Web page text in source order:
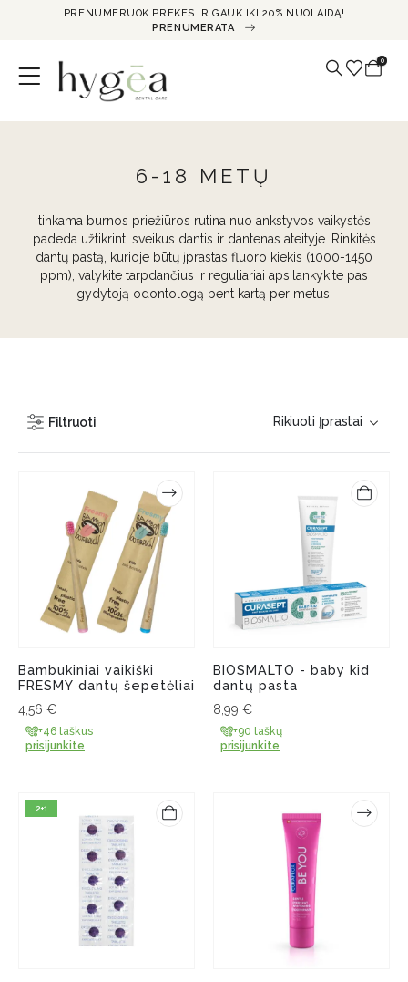
PRENUMERUOK PREKES IR GAUK IKI 20% NUOLAIDĄ!
PRENUMERATA
0
6-18 METŲ
tinkama burnos priežiūros rutina nuo ankstyvos vaikystės
padeda užtikrinti sveikus dantis ir dantenas ateityje. Rinkitės
dantų pastą, kurioje būtų įprastas fluoro kiekis (1000-1450
ppm), valykite tarpdančius ir reguliariai apsilankykite pas
gydytoją odontologą bent kartą per metus.
Filtruoti
Bambukiniai vaikiški
FRESMY dantų šepetėliai
4,56 €
+46 taškus
prisijunkite
BIOSMALTO - baby kid
dantų pasta
8,99 €
+90 taškų
prisijunkite
2+1